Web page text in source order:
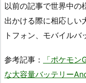
以前の記事で世界中の
出かける際に相応しい
トフォン、モバイルバ
参考記事：
「ポケモ
な大容量バッテリー